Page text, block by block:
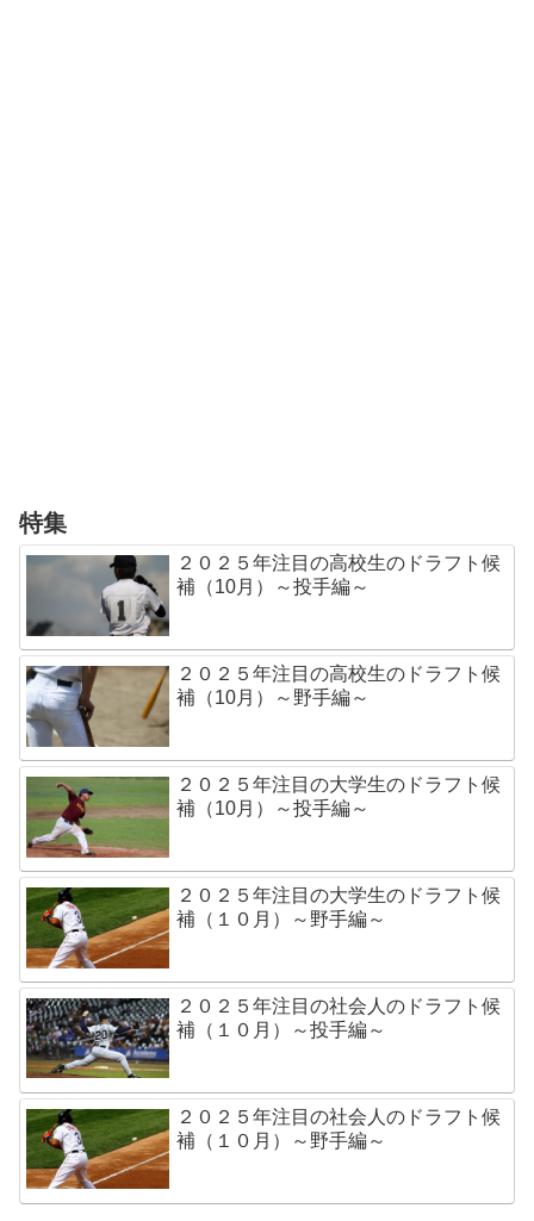
特集
２０２５年注目の高校生のドラフト候
補（10月）～投手編～
２０２５年注目の高校生のドラフト候
補（10月）～野手編～
２０２５年注目の大学生のドラフト候
補（10月）～投手編～
２０２５年注目の大学生のドラフト候
補（１０月）～野手編～
２０２５年注目の社会人のドラフト候
補（１０月）～投手編～
２０２５年注目の社会人のドラフト候
補（１０月）～野手編～